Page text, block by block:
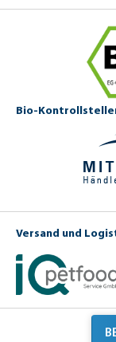
Bio-
Versand und